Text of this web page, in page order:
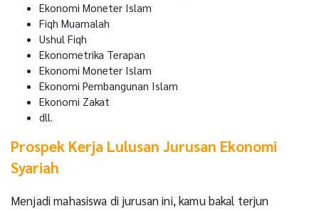
Ekonomi Moneter Islam
Fiqh Muamalah
Ushul Fiqh
Ekonometrika Terapan
Ekonomi Moneter Islam
Ekonomi Pembangunan Islam
Ekonomi Zakat
dll.
Prospek Kerja Lulusan Jurusan Ekonomi
Syariah
Menjadi mahasiswa di jurusan ini, kamu bakal terjun